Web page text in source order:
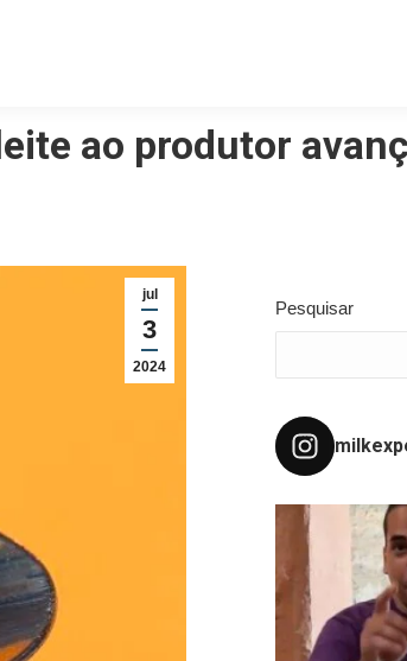
ao produtor
jul
3
2024
Pesquisar